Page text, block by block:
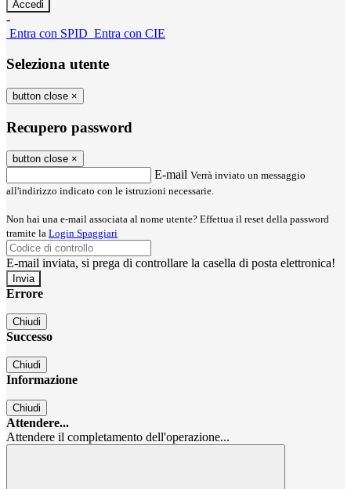
-
Entra con SPID Entra con CIE
Seleziona utente
button close ×
Recupero password
button close ×
E-mail Verrà inviato un messaggio
all'indirizzo indicato con le istruzioni necessarie.
Non hai una e-mail associata al nome utente? Effettua il reset della password
tramite la Login Spaggiari
E-mail inviata, si prega di controllare la casella di posta elettronica!
Errore
Chiudi
Successo
Chiudi
Informazione
Chiudi
Attendere...
Attendere il completamento dell'operazione...